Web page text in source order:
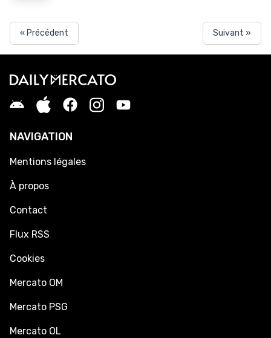
« Précédent Suivant »
NAVIGATION
Mentions légales
À propos
Contact
Flux RSS
Cookies
Mercato OM
Mercato PSG
Mercato OL